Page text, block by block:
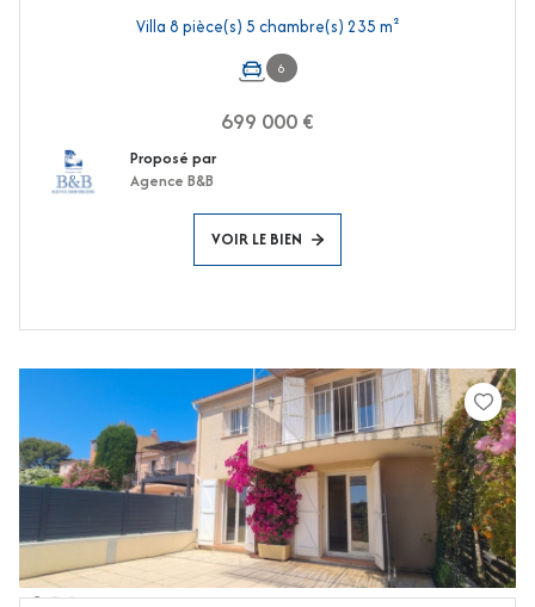
Villa 8 pièce(s) 5 chambre(s) 235 m²
6
699 000 €
Proposé par
Agence B&B
VOIR LE BIEN